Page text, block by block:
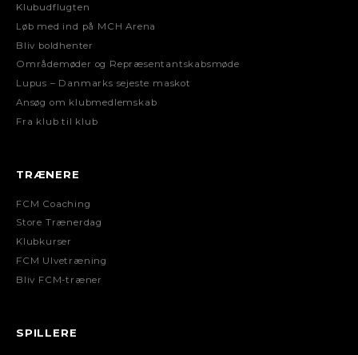
Klubudflugten
Løb med ind på MCH Arena
Bliv boldhenter
Områdemøder og Repræsentantskabsmøde
Lupus – Danmarks sejeste maskot
Ansøg om klubmedlemskab
Fra klub til klub
TRÆNERE
FCM Coaching
Store Trænerdag
Klubkurser
FCM Ulvetræning
Bliv FCM-træner
SPILLERE